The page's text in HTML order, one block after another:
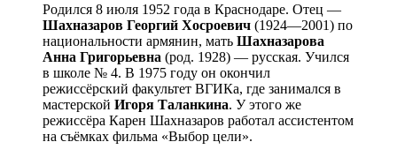
Родился 8 июля 1952 года в Краснодаре. Отец —
Шахназаров Георгий Хосроевич (1924—2001) по
национальности армянин, мать Шахназарова
Анна Григорьевна (род. 1928) — русская. Учился
в школе № 4. В 1975 году он окончил
режиссёрский факультет ВГИКа, где занимался в
мастерской Игоря Таланкина. У этого же
режиссёра Карен Шахназаров работал ассистентом
на съёмках фильма «Выбор цели».